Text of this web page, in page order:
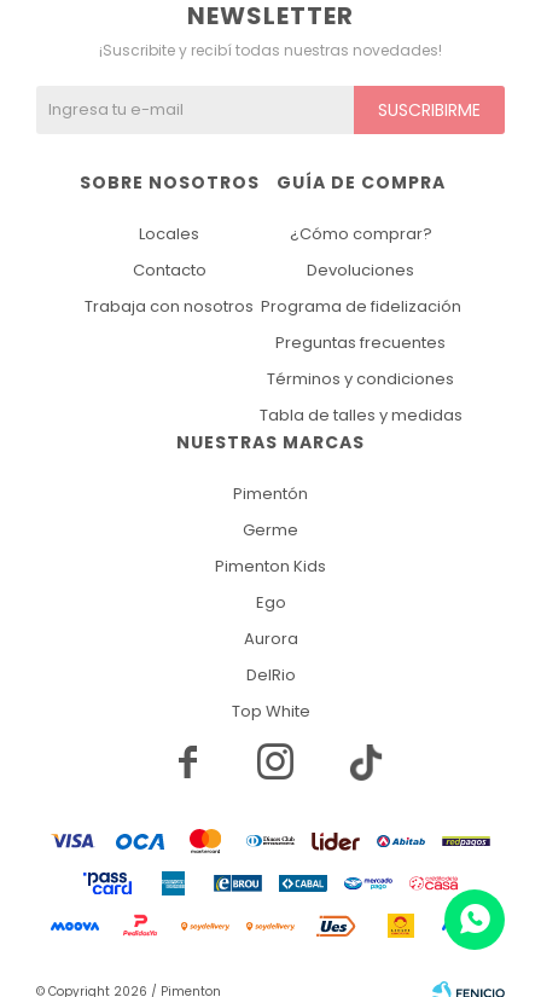
NUESTRAS MARCAS
Pimentón
Germe
Pimenton Kids
Ego
Aurora
DelRio
Top White
GUÍA DE COMPRA
¿Cómo comprar?
Devoluciones
Programa de fidelización
Preguntas frecuentes
Términos y condiciones
Tabla de talles y medidas
SOBRE NOSOTROS
Locales
Contacto
Trabaja con nosotros
NEWSLETTER
¡Suscribite y recibí todas nuestras novedades!
SUSCRIBIRME
 
© Copyright 2026 / Pimenton